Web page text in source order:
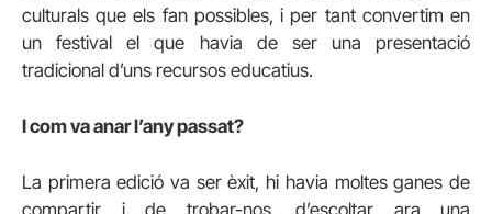
culturals que els fan possibles, i per tant convertim en
un festival el que havia de ser una presentació
tradicional d’uns recursos educatius.
I com va anar l’any passat?
La primera edició va ser èxit, hi havia moltes ganes de